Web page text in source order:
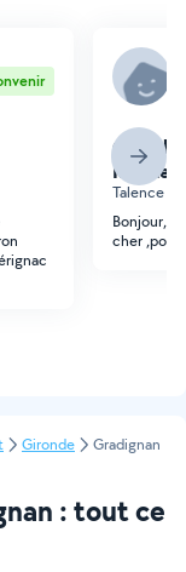
Talence
Bonjour,
cher ,pour
Gironde Gradignan
: tout ce